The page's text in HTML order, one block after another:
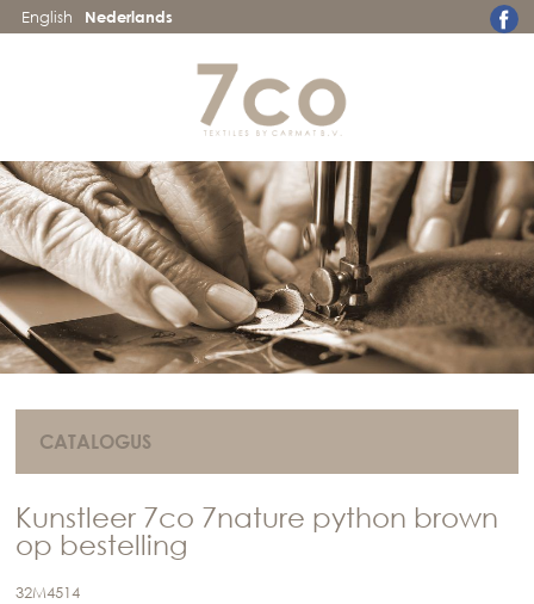
English Nederlands
CATALOGUS
Kunstleer 7co 7nature python brown
op bestelling
32M4514